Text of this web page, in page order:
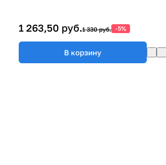
1 263,50 руб.1 330 руб. -5%
В корзину